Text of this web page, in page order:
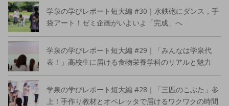
学泉の学びレポート短大編 #30｜水鉄砲にダンス，手
袋アート！ゼミ企画がいよいよ「完成」へ
学泉の学びレポート短大編 #29｜「みんなは学泉代
表！」高校生に届ける食物栄養学科のリアルと魅力
学泉の学びレポート短大編 #28｜「三匹のこぶた」参
上！手作り教材とオペレッタで届けるワクワクの時間